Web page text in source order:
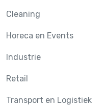
Cleaning
Horeca en Events
Industrie
Retail
Transport en Logistiek